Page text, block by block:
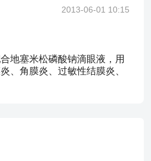
2013-06-01 10:15
地塞米松磷酸钠滴眼液，用
、角膜炎、过敏性结膜炎、